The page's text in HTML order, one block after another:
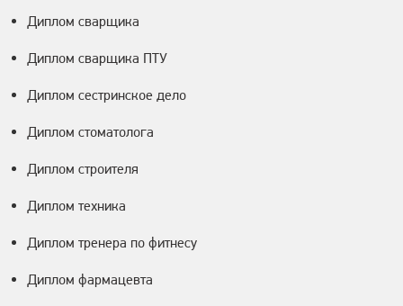
Диплом сварщика
Диплом сварщика ПТУ
Диплом сестринское дело
Диплом стоматолога
Диплом строителя
Диплом техника
Диплом тренера по фитнесу
Диплом фармацевта